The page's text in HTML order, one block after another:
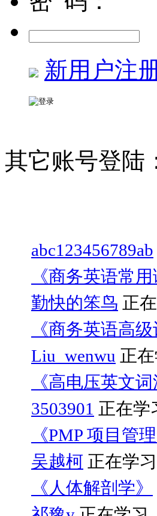
新用户注
其它账号登陆
abc123456789ab
《商务英语常用
勤快的笨鸟 正
《商务英语高级
Liu_wenwu 正
《高电压英文词
3503901 正在学
《PMP 项目管
吴越柯 正在学习
《人体解剖学》